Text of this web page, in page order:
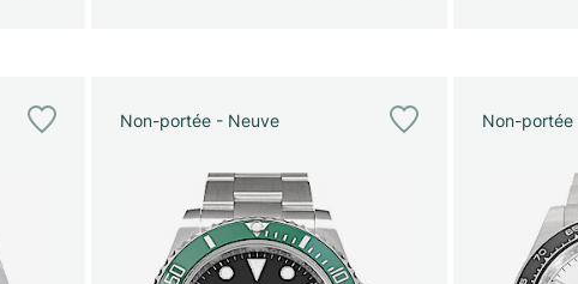
Non-portée - Neuve Non-portée